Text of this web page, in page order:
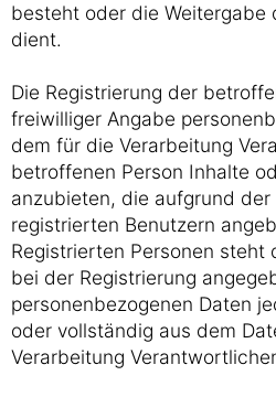
besteht oder die Weitergabe
dient.
Die Registrierung der
freiwilliger Angabe
dem für die Verarbeitung
betroffenen Person Inhalte
anzubieten, die aufgrund
registrierten Benutzern
Registrierten Personen steht
bei der Registrierung
personenbezogenen Daten
oder vollständig aus dem
Verarbeitung